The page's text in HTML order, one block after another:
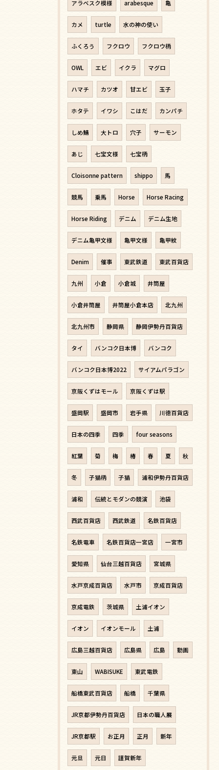
アラベスク模様 arabesque 亀
カメ turtle 水の神の使い
ふくろう フクロウ フクロウ柄
OWL エビ イクラ マグロ
ハマチ カツオ 甘エビ 玉子
ホタテ イワシ こはだ カンパチ
しめ鯖 大トロ 穴子 サーモン
あじ 七宝文様 七宝柄
Cloisonne pattern shippo 馬
競馬 乗馬 Horse Horse Racing
Horse Riding デニム デニム生地
デニム亀甲文様 亀甲文様 亀甲紋
Denim 催事 東武鉄道 東武百貨店
九州 小倉 小倉城 井筒屋
小倉井筒屋 井筒屋小倉本店 北九州
北九州市 静岡県 静岡伊勢丹百貨店
タイ バンコク日本博 バンコク
バンコク日本博2022 サイアムパラゴン
京阪くずはモール 京阪くずは駅
盛岡駅 盛岡市 岩手県 川徳百貨店
日本の四季 四季 four seasons
紅葉 菊 梅 椿 春 夏 秋
冬 子猫柄 子猫 浦和伊勢丹百貨店
浦和 伝統とモダンの競演 池袋
西武百貨店 西武鉄道 名鉄百貨店
名鉄電車 名鉄百貨店一宮店 一宮市
愛知県 仙台三越百貨店 宮城県
水戸京成百貨店 水戸市 京成百貨店
京成電鉄 茨城県 土浦イオン
イオン イオンモール 土浦
広島三越百貨店 広島県 広島 動画
東山 WABISUKE 東武電鉄
船橋東武百貨店 船橋 千葉県
JR京都伊勢丹百貨店 日本の職人展
JR京都駅 お正月 正月 新年
元旦 元日 謹賀新年